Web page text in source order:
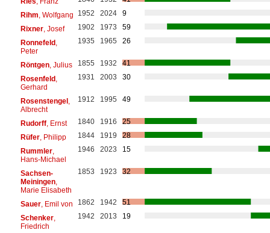
Rihm , Wolfgang 1952 2024
9
Rixner, Josef 1902 1973
59
Ronnefeld,
Peter
1935 1965 26
Röntgen, Julius 1855 1932
41
Rosenfeld,
Gerhard
1931 2003 30
Rosenstengel,
Albrecht
1912 1995 49
Rudorff, Ernst 1840 1916
25
Rüfer, Philipp 1844 1919
28
Rummler,
Hans-Michael
1946 2023 15
Sachsen-
Meiningen,
Marie Elisabeth
1853 1923 32
Sauer, Emil von 1862 1942
51
Schenker,
Friedrich
1942 2013 19